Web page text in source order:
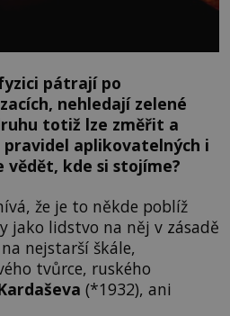
pátrají po
nehledají zelené
totiž lze změřit a
aplikovatelných i
vědět, kde si stojíme?
že je to někde poblíž
jako lidstvo na něj v zásadě
nejstarší škále,
tvůrce, ruského
(*1932), ani